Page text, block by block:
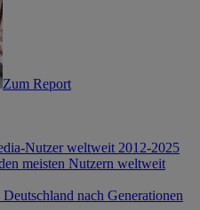
Zum Report
Nutzer weltweit 2012-2025
meisten Nutzern weltweit
nach Generationen